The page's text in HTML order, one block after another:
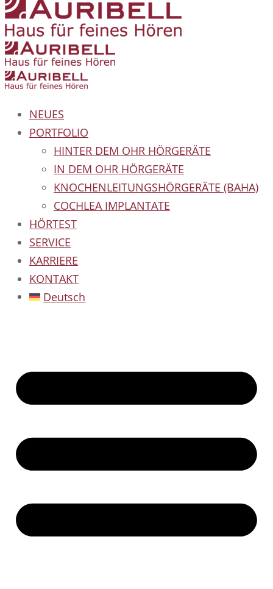
NEUES
PORTFOLIO
HINTER DEM OHR HÖRGERÄTE
IN DEM OHR HÖRGERÄTE
KNOCHENLEITUNGSHÖRGERÄTE (BAHA)
COCHLEA IMPLANTATE
HÖRTEST
SERVICE
KARRIERE
KONTAKT
Deutsch